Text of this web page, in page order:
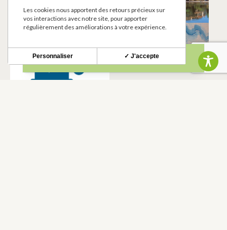
CAZERES
STATION
CAZERES
CAZERES
Les cookies nous apportent des retours précieux sur
vos interactions avec notre site, pour apporter
régulièrement des améliorations à votre expérience.
✓ J'accepte
Personnaliser